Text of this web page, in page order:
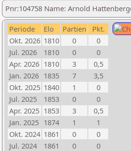
Pnr:104758 Name: Arnold
Periode Elo Partien
Pkt.
Okt. 2026 1810 0
0
Jul. 2026
1810 0
0
Apr. 2026 1810 3
0,5
Jan. 2026 1835 7
3,5
Okt. 2025 1840 1
0
Jul. 2025
1853 0
0
Apr. 2025 1853 3
0,5
Jan. 2025 1874 1
1
Okt. 2024 1861 0
0
Jul. 2024
1861 0
0